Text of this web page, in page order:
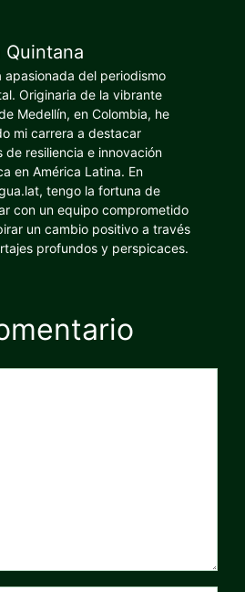
Quintana
apasionada del periodismo
Originaria de la vibrante
Medellín, en Colombia, he
mi carrera a destacar
de resiliencia e innovación
en América Latina. En
tengo la fortuna de
con un equipo comprometido
un cambio positivo a través
profundos y perspicaces.